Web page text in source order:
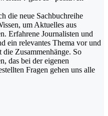
die neue Sachbuchreihe
um Aktuelles aus
Erfahrene Journalisten und
ein relevantes Thema vor und
Zusammenhänge. So
das bei der eigenen
Fragen gehen uns alle